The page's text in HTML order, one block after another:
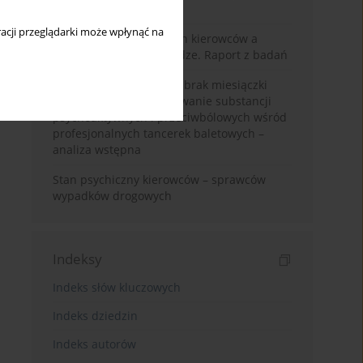
przeglądarki może wpłynąć na
System wartości polskich kierowców a
bezpieczeństwo na drodze. Raport z badań
Zaburzenia odżywiania, brak miesiączki
oraz używanie i nadużywanie substancji
psychoaktywnych i przeciwbólowych wśród
profesjonalnych tancerek baletowych –
analiza wstępna
Stan psychiczny kierowców – sprawców
wypadków drogowych
Indeksy
Indeks słów kluczowych
Indeks dziedzin
Indeks autorów